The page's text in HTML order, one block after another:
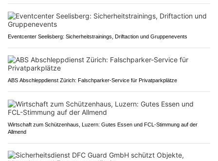
Eventcenter Seelisberg: Sicherheitstrainings, Driftaction und Gruppenevents
ABS Abschleppdienst Zürich: Falschparker-Service für Privatparkplätze
Wirtschaft zum Schützenhaus, Luzern: Gutes Essen und FCL-Stimmung auf der
Allmend